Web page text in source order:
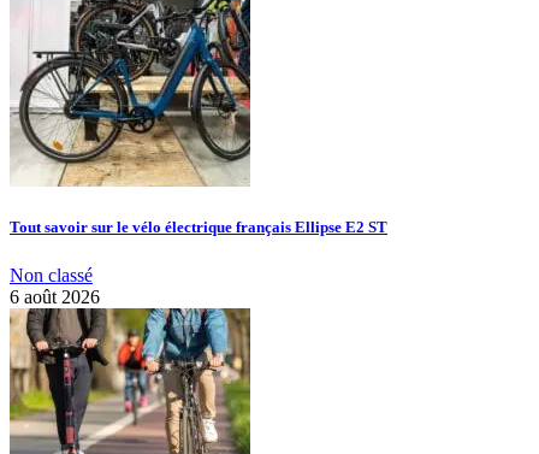
Tout savoir sur le vélo électrique français Ellipse E2 ST
Non classé
6 août 2026